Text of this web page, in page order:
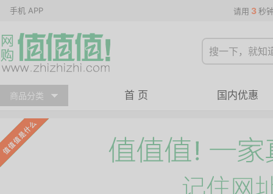
手机 APP 请用 3 秒
商品分类 首 页 国内优惠